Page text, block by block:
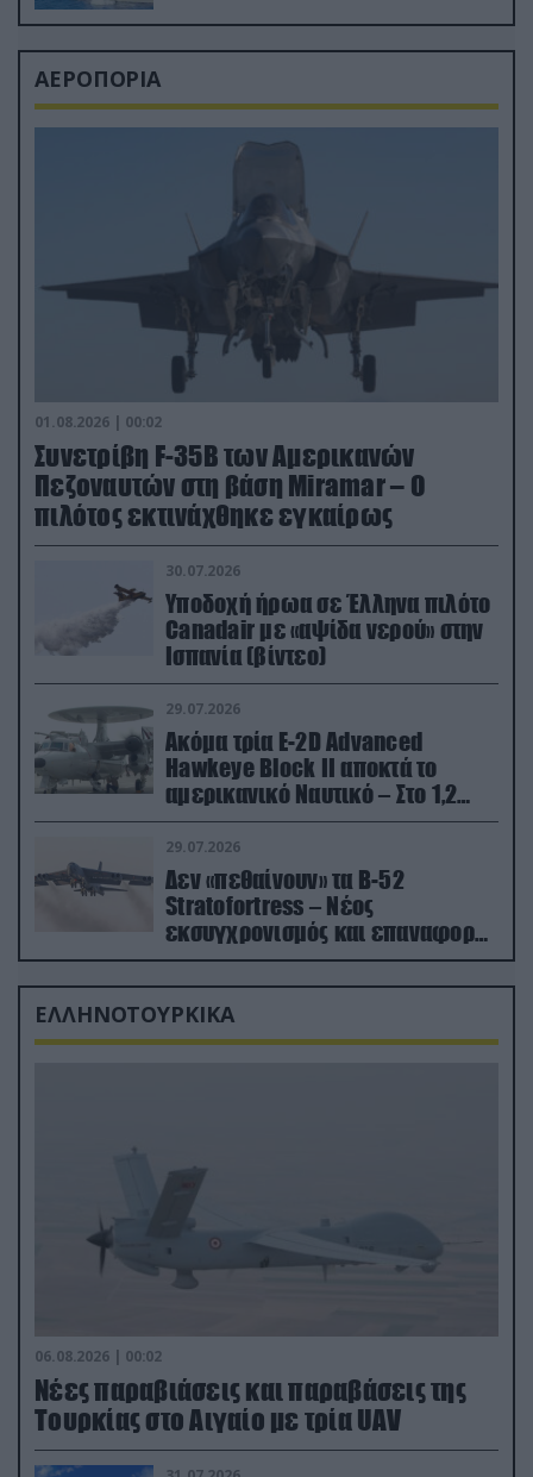
ΑΕΡΟΠΟΡΙΑ
01.08.2026 | 00:02
Συνετρίβη F-35B των Αμερικανών
Πεζοναυτών στη βάση Miramar – Ο
πιλότος εκτινάχθηκε εγκαίρως
30.07.2026
Υποδοχή ήρωα σε Έλληνα πιλότο
Canadair με «αψίδα νερού» στην
Ισπανία (βίντεο)
29.07.2026
Ακόμα τρία E-2D Advanced
Hawkeye Block II αποκτά το
αμερικανικό Ναυτικό – Στο 1,2
δισ.δολάρια το κόστος
29.07.2026
Δεν «πεθαίνουν» τα Β-52
Stratofortress – Νέος
εκσυγχρονισμός και επαναφορά
από τα «νεκροταφεία»
ΕΛΛΗΝΟΤΟΥΡΚΙΚΑ
06.08.2026 | 00:02
Νέες παραβιάσεις και παραβάσεις της
Τουρκίας στο Αιγαίο με τρία UAV